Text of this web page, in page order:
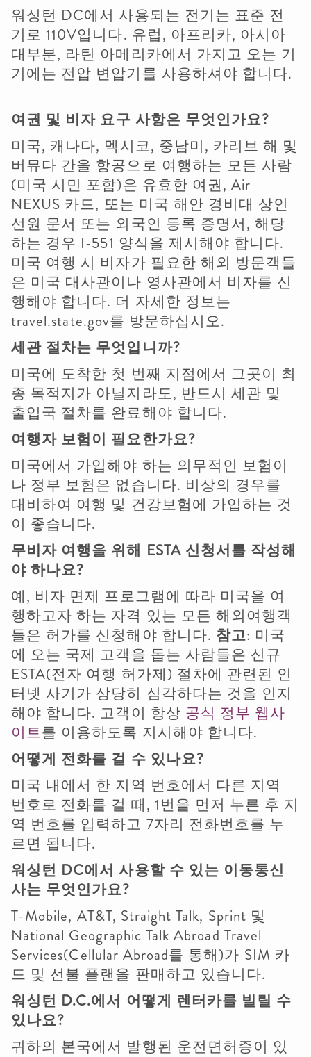
워싱턴 DC에서 사용되는 전기는 표준 전
기로 110V입니다. 유럽, 아프리카, 아시아
대부분, 라틴 아메리카에서 가지고 오는 기
기에는 전압 변압기를 사용하셔야 합니다.
여권 및 비자 요구 사항은 무엇인가요?
미국, 캐나다, 멕시코, 중남미, 카리브 해 및
버뮤다 간을 항공으로 여행하는 모든 사람
(미국 시민 포함)은 유효한 여권, Air
NEXUS 카드, 또는 미국 해안 경비대 상인
선원 문서 또는 외국인 등록 증명서, 해당
하는 경우 I-551 양식을 제시해야 합니다.
미국 여행 시 비자가 필요한 해외 방문객들
은 미국 대사관이나 영사관에서 비자를 신
행해야 합니다. 더 자세한 정보는
travel.state.gov를 방문하십시오.
세관 절차는 무엇입니까?
미국에 도착한 첫 번째 지점에서 그곳이 최
종 목적지가 아닐지라도, 반드시 세관 및
출입국 절차를 완료해야 합니다.
여행자 보험이 필요한가요?
미국에서 가입해야 하는 의무적인 보험이
나 정부 보험은 없습니다. 비상의 경우를
대비하여 여행 및 건강보험에 가입하는 것
이 좋습니다.
무비자 여행을 위해 ESTA 신청서를 작성해
야 하나요?
예, 비자 면제 프로그램에 따라 미국을 여
행하고자 하는 자격 있는 모든 해외여행객
들은 허가를 신청해야 합니다. 참고: 미국
에 오는 국제 고객을 돕는 사람들은 신규
ESTA(전자 여행 허가제) 절차에 관련된 인
터넷 사기가 상당히 심각하다는 것을 인지
해야 합니다. 고객이 항상 공식 정부 웹사
이트를 이용하도록 지시해야 합니다.
어떻게 전화를 걸 수 있나요?
미국 내에서 한 지역 번호에서 다른 지역
번호로 전화를 걸 때, 1번을 먼저 누른 후 지
역 번호를 입력하고 7자리 전화번호를 누
르면 됩니다.
워싱턴 DC에서 사용할 수 있는 이동통신
사는 무엇인가요?
T-Mobile, AT&T, Straight Talk, Sprint 및
National Geographic Talk Abroad Travel
Services(Cellular Abroad를 통해)가 SIM 카
드 및 선불 플랜을 판매하고 있습니다.
워싱턴 D.C.에서 어떻게 렌터카를 빌릴 수
있나요?
귀하의 본국에서 발행된 운전면허증이 있